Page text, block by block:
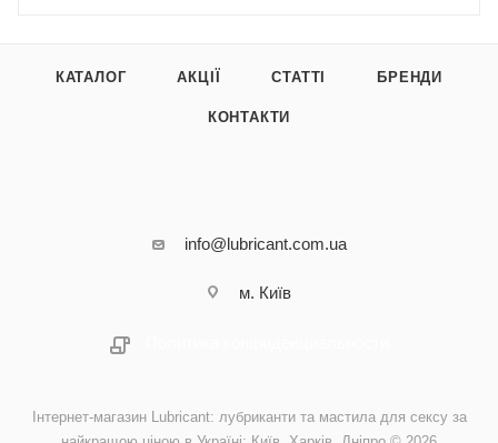
КАТАЛОГ АКЦІЇ СТАТТІ БРЕНДИ
КОНТАКТИ
info@lubricant.com.ua
м. Київ
Інтернет-магазин Lubricant: лубриканти та мастила для сексу за